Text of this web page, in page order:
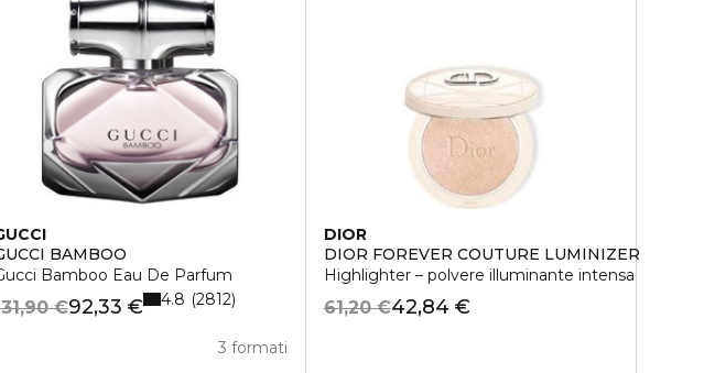
BAMBOO
Bamboo Eau De Parfum
92,33 €
€
3 formati
4.8 2812
DIOR
DIOR FOREVER COUTURE LUMINIZER
Highlighter – polvere illuminante intensa
42,84 €
61,20 €